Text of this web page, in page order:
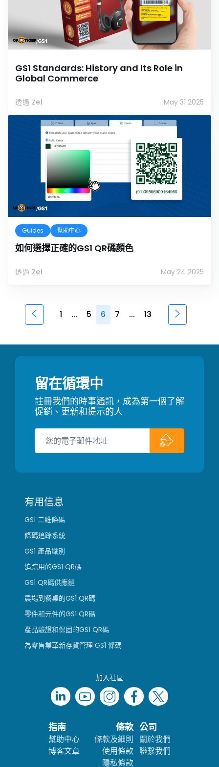
GS1 Standards: History and Its Role in
Global Commerce
透過 Zel May 31 2025
Guides 幫助中心
如何選擇正確的GS1 QR碼顏色
透過 Zel May 24 2025
1 ... 5 6 7 ... 13
留在循環中
註冊我們的時事通訊，成為第一個了解
促銷、更新和提示的人
有用信息
GS1 二維條碼
條碼追踪系統
GS1 產品識別
追踪用的GS1 QR碼
GS1 QR碼供應鏈
農場到餐桌的GS1 QR碼
零件和元件的GS1 QR碼
產品驗證和保固的GS1 QR碼
為零售業革新存貨管理 GS1 條碼
加入社區
指南
幫助中心
博客文章
條款
條款及細則
使用條款
隱私條款
公司
關於我們
聯繫我們